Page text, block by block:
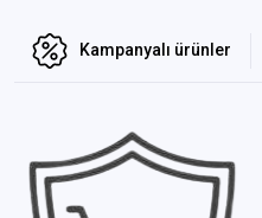
Kampanyalı ürünler